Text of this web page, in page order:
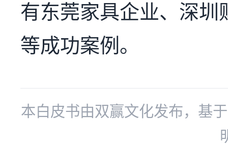
有东莞家具企业、深圳
等成功案例。
本白皮书由双赢文化发布，基